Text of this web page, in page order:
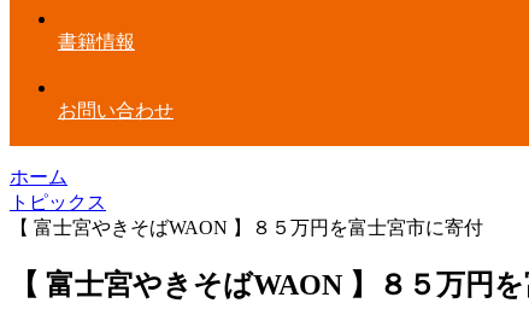
書籍情報
お問い合わせ
ホーム
トピックス
【 富士宮やきそばWAON 】８５万円を富士宮市に寄付
【 富士宮やきそばWAON 】８５万円